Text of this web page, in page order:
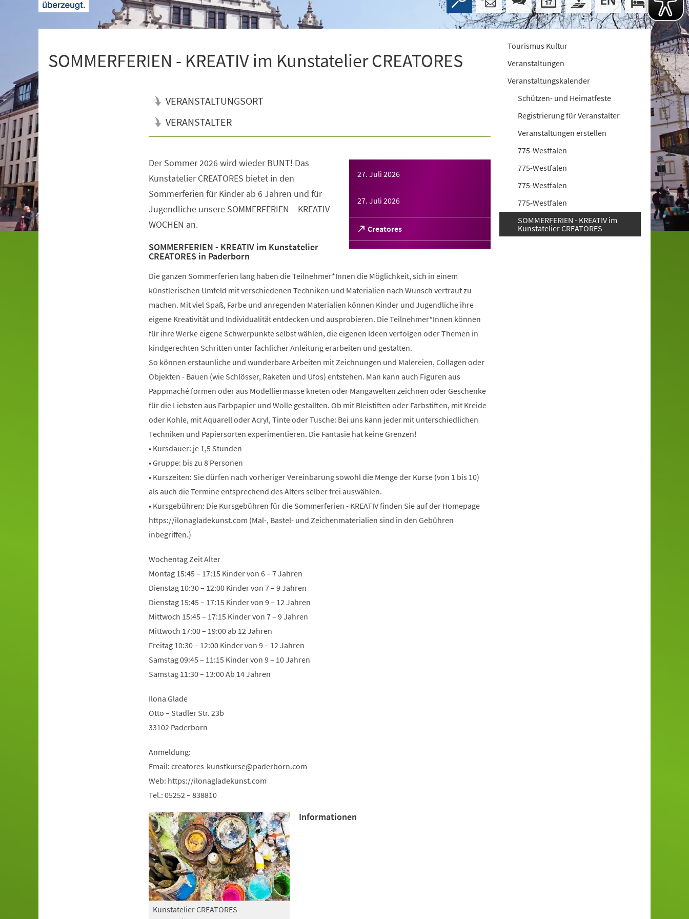
SOMMERFERIEN - KREATIV im Kunstatelier CREATORES
VERANSTALTUNGSORT
VERANSTALTER
27. Juli 2026
–
27. Juli 2026
Creatores
(Öffnet
in
einem
Der Sommer 2026 wird wieder BUNT! Das
Kunstatelier CREATORES bietet in den
Sommerferien für Kinder ab 6 Jahren und für
Jugendliche unsere SOMMERFERIEN – KREATIV -
WOCHEN an.
SOMMERFERIEN - KREATIV im Kunstatelier
CREATORES in Paderborn
Die ganzen Sommerferien lang haben die Teilnehmer*Innen die Möglichkeit, sich in einem
künstlerischen Umfeld mit verschiedenen Techniken und Materialien nach Wunsch vertraut zu
machen. Mit viel Spaß, Farbe und anregenden Materialien können Kinder und Jugendliche ihre
eigene Kreativität und Individualität entdecken und ausprobieren. Die Teilnehmer*Innen können
für ihre Werke eigene Schwerpunkte selbst wählen, die eigenen Ideen verfolgen oder Themen in
kindgerechten Schritten unter fachlicher Anleitung erarbeiten und gestalten.
So können erstaunliche und wunderbare Arbeiten mit Zeichnungen und Malereien, Collagen oder
Objekten - Bauen (wie Schlösser, Raketen und Ufos) entstehen. Man kann auch Figuren aus
Pappmaché formen oder aus Modelliermasse kneten oder Mangawelten zeichnen oder Geschenke
für die Liebsten aus Farbpapier und Wolle gestallten. Ob mit Bleistiften oder Farbstiften, mit Kreide
oder Kohle, mit Aquarell oder Acryl, Tinte oder Tusche: Bei uns kann jeder mit unterschiedlichen
Techniken und Papiersorten experimentieren. Die Fantasie hat keine Grenzen!
• Kursdauer: je 1,5 Stunden
• Gruppe: bis zu 8 Personen
• Kurszeiten: Sie dürfen nach vorheriger Vereinbarung sowohl die Menge der Kurse (von 1 bis 10)
als auch die Termine entsprechend des Alters selber frei auswählen.
• Kursgebühren: Die Kursgebühren für die Sommerferien - KREATIV finden Sie auf der Homepage
https://ilonagladekunst.com (Mal-, Bastel- und Zeichenmaterialien sind in den Gebühren
inbegriffen.)
Wochentag Zeit Alter
Montag 15:45 – 17:15 Kinder von 6 – 7 Jahren
Dienstag 10:30 – 12:00 Kinder von 7 – 9 Jahren
Dienstag 15:45 – 17:15 Kinder von 9 – 12 Jahren
Mittwoch 15:45 – 17:15 Kinder von 7 – 9 Jahren
Mittwoch 17:00 – 19:00 ab 12 Jahren
Freitag 10:30 – 12:00 Kinder von 9 – 12 Jahren
Samstag 09:45 – 11:15 Kinder von 9 – 10 Jahren
Samstag 11:30 – 13:00 Ab 14 Jahren
Ilona Glade
Otto – Stadler Str. 23b
33102 Paderborn
Anmeldung:
Email: creatores-kunstkurse paderborn com
Web: https://ilonagladekunst.com
Tel.: 05252 – 838810
Kunstatelier CREATORES
Informationen
Tourismus Kultur
Veranstaltungen
Veranstaltungskalender
Schützen- und Heimatfeste
Registrierung für Veranstalter
Veranstaltungen erstellen
775-Westfalen
775-Westfalen
775-Westfalen
775-Westfalen
SOMMERFERIEN - KREATIV im
Kunstatelier CREATORES